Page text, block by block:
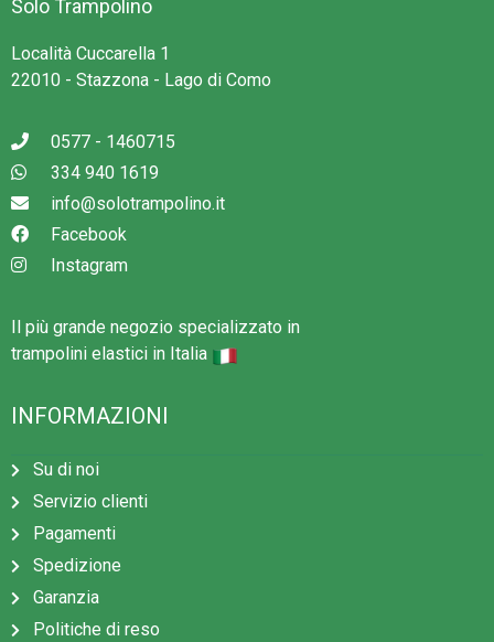
modello è disponibile anche con rete di sicurezza.
Per l'installazione di un modello interrato, è necessario
scavare una buca nel terreno. Puoi farlo da solo o chiedere a
un giardiniere. Fare riferimento al manuale per le istruzioni.
Avvertenze
Non adatto a bambini di età inferiore a 36 mesi. Pericolo
di caduta e di soffocamento di piccole parti.
Lasciare uno spazio libero di almeno 2 metri libero da
Lasciare almeno 7 metri di altezza libera misurata dal
suolo.
Il trampolino è destinato esclusivamente all’uso all’aperto.
Leggere il manuale di istruzioni e conservarlo per future
consultazioni.
Solo Trampolino
Località Cuccarella 1
22010 - Stazzona - Lago di Como
0577 - 1460715
334 940 1619
info@solotrampolino.it
Facebook
Instagram
Il più grande negozio specializzato in
trampolini elastici in Italia
INFORMAZIONI
Su di noi
Servizio clienti
Pagamenti
Spedizione
Garanzia
Politiche di reso